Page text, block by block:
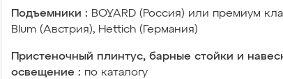
Подъемники : BOYARD (Россия) или премиум
Blum (Австрия), Hettich (Германия)
Пристеночный плинтус, барные стойки и
освещение : по каталогу